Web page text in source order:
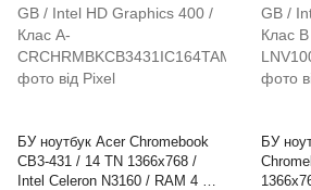
БУ ноутбук Acer Chromebook
CB3-431 / 14 TN 1366x768 /
Intel Celeron N3160 / RAM 4 GB
БУ